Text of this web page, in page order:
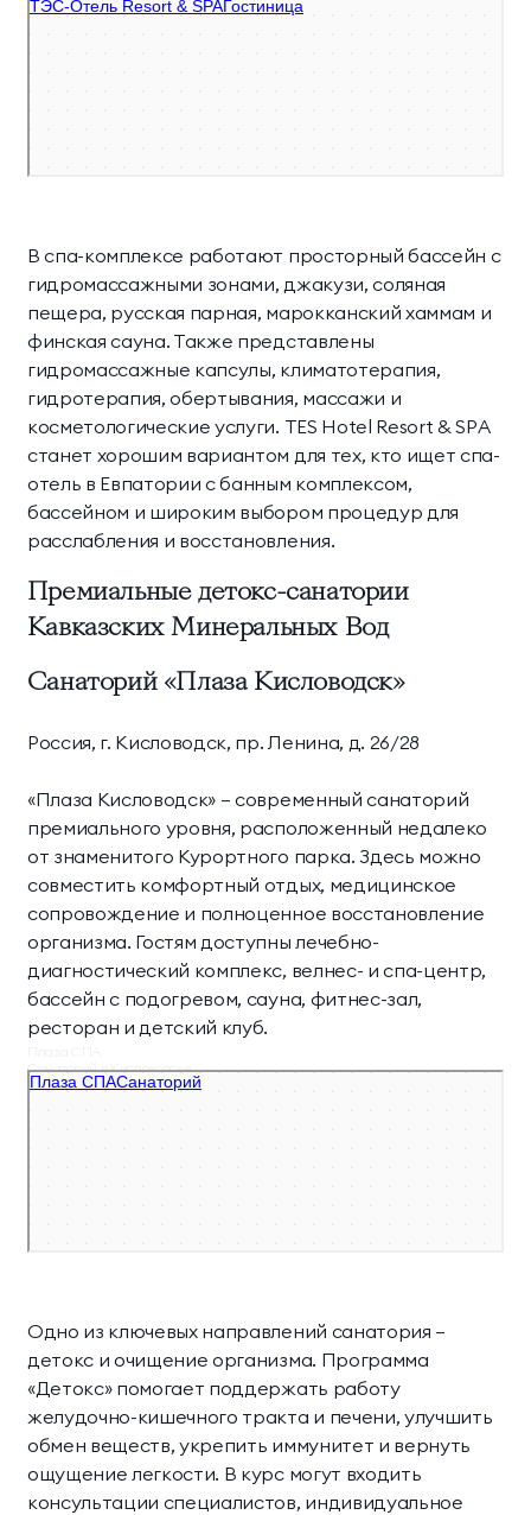
В спа-комплексе работают просторный бассейн с
гидромассажными зонами, джакузи, соляная
пещера, русская парная, марокканский хаммам и
финская сауна. Также представлены
гидромассажные капсулы, климатотерапия,
гидротерапия, обертывания, массажи и
косметологические услуги. TES Hotel Resort & SPA
станет хорошим вариантом для тех, кто ищет спа-
отель в Евпатории с банным комплексом,
бассейном и широким выбором процедур для
расслабления и восстановления.
Премиальные детокс-санатории
Кавказских Минеральных Вод
Санаторий «Плаза Кисловодск»
Россия, г. Кисловодск, пр. Ленина, д. 26/28
«Плаза Кисловодск» — современный санаторий
премиального уровня, расположенный недалеко
от знаменитого Курортного парка. Здесь можно
совместить комфортный отдых, медицинское
сопровождение и полноценное восстановление
организма. Гостям доступны лечебно-
диагностический комплекс, велнес- и спа-центр,
бассейн с подогревом, сауна, фитнес-зал,
ресторан и детский клуб.
Санаторий в Кисловодске
Одно из ключевых направлений санатория —
детокс и очищение организма. Программа
«Детокс» помогает поддержать работу
желудочно-кишечного тракта и печени, улучшить
обмен веществ, укрепить иммунитет и вернуть
ощущение легкости. В курс могут входить
консультации специалистов, индивидуальное